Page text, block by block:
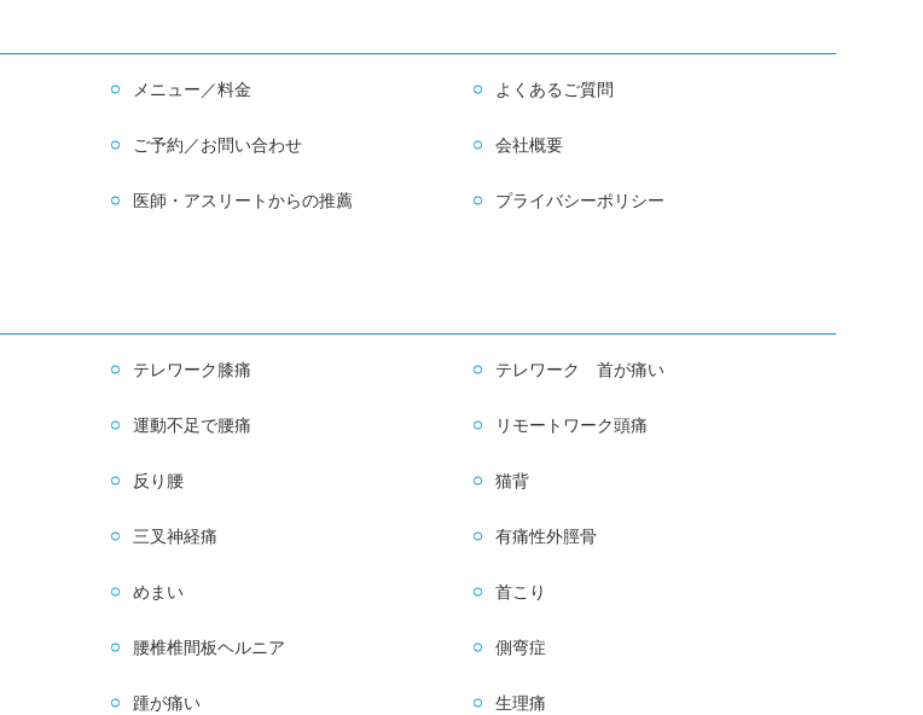
メニュー／料金 よくあるご質問
ご予約／お問い合わせ 会社概要
医師・アスリートからの推薦 プライバシーポリシー
テレワーク膝痛 テレワーク 首が痛い
運動不足で腰痛 リモートワーク頭痛
反り腰 猫背
三叉神経痛 有痛性外脛骨
めまい 首こり
腰椎椎間板ヘルニア 側弯症
踵が痛い 生理痛